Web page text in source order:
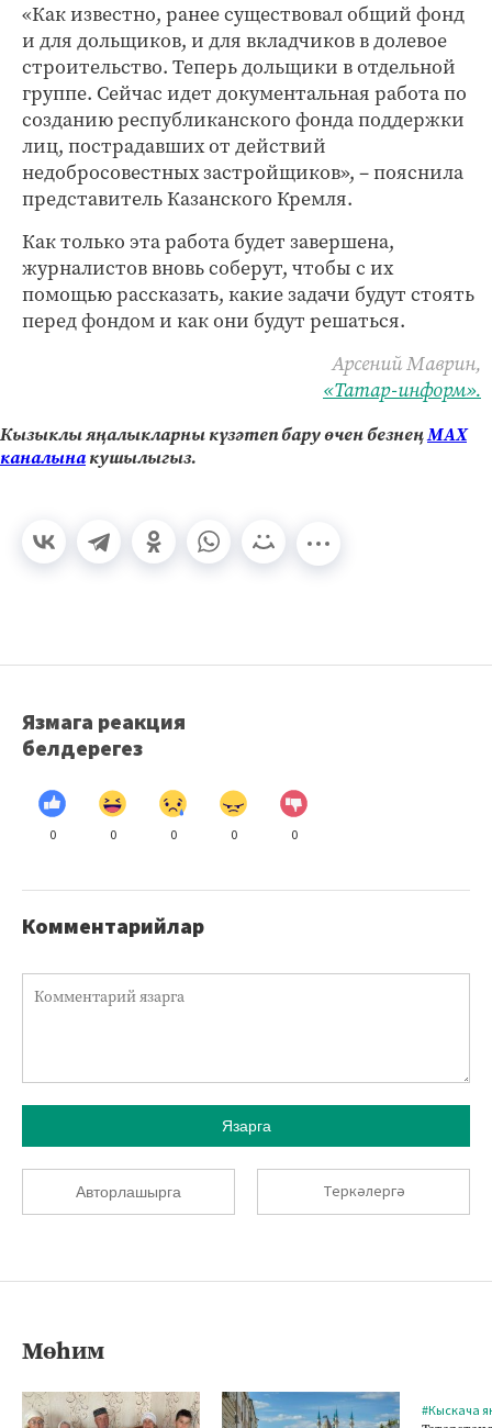
«Как известно, ранее существовал общий фонд
и для дольщиков, и для вкладчиков в долевое
строительство. Теперь дольщики в отдельной
группе. Сейчас идет документальная работа по
созданию республиканского фонда поддержки
лиц, пострадавших от действий
недобросовестных застройщиков», – пояснила
представитель Казанского Кремля.
Как только эта работа будет завершена,
журналистов вновь соберут, чтобы с их
помощью рассказать, какие задачи будут стоять
перед фондом и как они будут решаться.
Арсений Маврин,
«Татар-информ».
Кызыклы яңалыкларны күзәтеп бару өчен безнеңМАХ
каналынакушылыгыз.
Язмага реакция
белдерегез
0 0 0 0 0
Комментарийлар
Язарга
Авторлашырга Теркәлергә
Мөһим
#Кыскача